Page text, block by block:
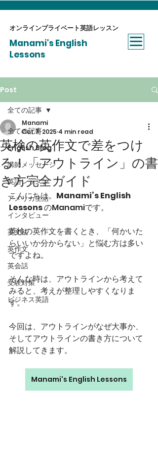
オンラインプライベート​英語レッスン
Manami's English
Lessons
Post
全ての記事
English Blog
講師メッセージ
英語レッスン
アメリカ生活
インタビュー
英文法
英作文
英会話
受験対策
ビジネス英語
全ての記事
英検の英作文で差をつけ
る！「アウトライン」の書
き方完全ガイド
Manami
Oct 7, 2025 4 min read
こんにちは。 Manami’s English
Lessons のManamiです。
英検の英作文を書くとき、「何かいた
らいいか分からない」と悩む方は多い
ですよね。
そんな時は、アウトラインから考えて
みると、考えが整理しやすくなりま
す。
今回は、アウトラインがなぜ大事か、
そしてアウトラインの書き方について
解説してきます。
Manami's English Lessons